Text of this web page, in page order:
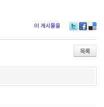
이 게시물을
목록